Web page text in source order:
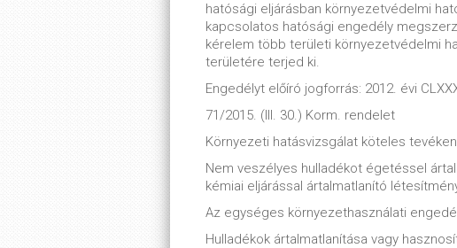
hatósági eljárásban környezetvédelmi
kapcsolatos hatósági engedély
kérelem több területi környezetvédelmi
területére terjed ki.
Engedélyt előíró jogforrás: 2012. évi
71/2015. (III. 30.) Korm. rendelet
Környezeti hatásvizsgálat köteles
Nem veszélyes hulladékot égetéssel
kémiai eljárással ártalmatlanító
Az egységes környezethasználati
Hulladékok ártalmatlanítása vagy